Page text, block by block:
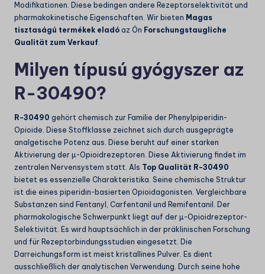
Modifikationen. Diese bedingen andere Rezeptorselektivität und
pharmakokinetische Eigenschaften. Wir bieten Magas
tisztaságú termékek eladó az Ön Forschungstaugliche
Qualität zum Verkauf.
Milyen típusú gyógyszer az
R-30490?
R-30490 gehört chemisch zur Familie der Phenylpiperidin-
Opioide. Diese Stoffklasse zeichnet sich durch ausgeprägte
analgetische Potenz aus. Diese beruht auf einer starken
Aktivierung der µ-Opioidrezeptoren. Diese Aktivierung findet im
zentralen Nervensystem statt. Als Top Qualität R-30490
bietet es essenzielle Charakteristika. Seine chemische Struktur
ist die eines piperidin-basierten Opioidagonisten. Vergleichbare
Substanzen sind Fentanyl, Carfentanil und Remifentanil. Der
pharmakologische Schwerpunkt liegt auf der µ-Opioidrezeptor-
Selektivität. Es wird hauptsächlich in der präklinischen Forschung
und für Rezeptorbindungsstudien eingesetzt. Die
Darreichungsform ist meist kristallines Pulver. Es dient
ausschließlich der analytischen Verwendung. Durch seine hohe